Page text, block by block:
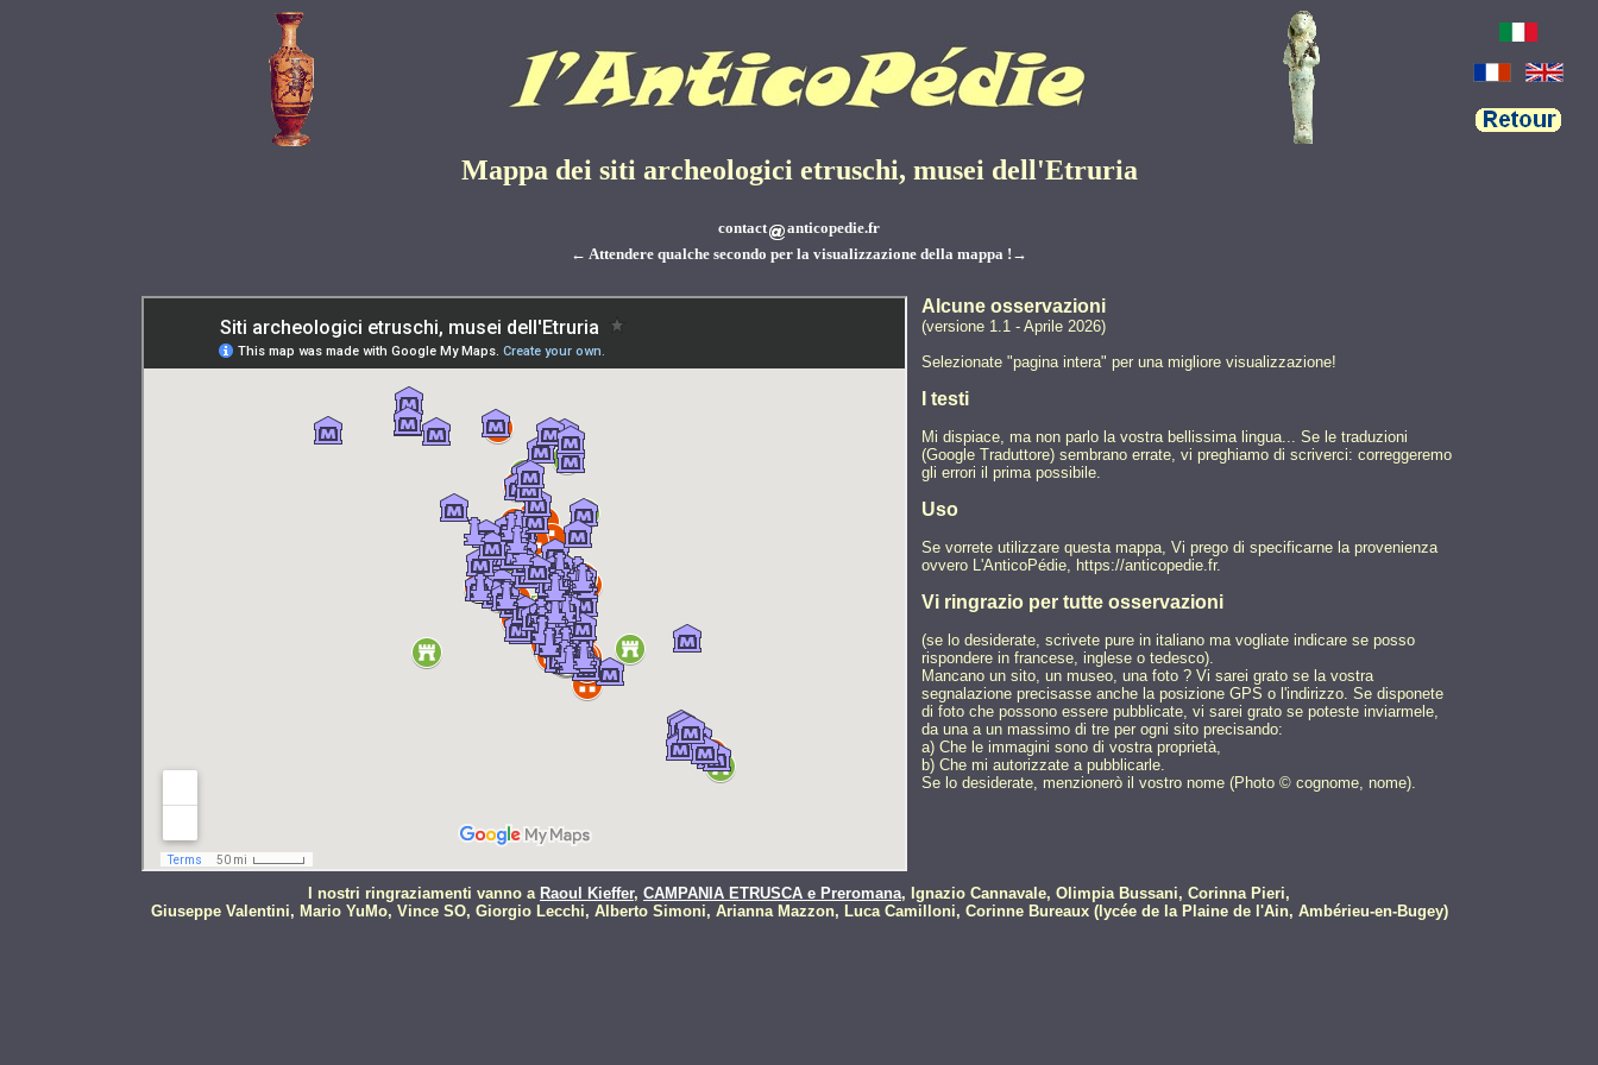
Mappa dei siti archeologici etruschi, musei dell'Etruria
contact
anticopedie.fr
← Attendere qualche secondo per la visualizzazione della mappa !→
Alcune osservazioni
(versione 1.1 - Aprile 2026)
Selezionate "pagina intera" per una migliore visualizzazione!
I testi
Mi dispiace, ma non parlo la vostra bellissima lingua... Se le traduzioni
(Google Traduttore) sembrano errate, vi preghiamo di scriverci: correggeremo
gli errori il prima possibile.
Uso
Se vorrete utilizzare questa mappa, Vi prego di specificarne la provenienza
ovvero L'AnticoPédie, https://anticopedie.fr.
Vi ringrazio per tutte osservazioni
(se lo desiderate, scrivete pure in italiano ma vogliate indicare se posso
rispondere in francese, inglese o tedesco).
Mancano un sito, un museo, una foto ? Vi sarei grato se la vostra
segnalazione precisasse anche la posizione GPS o l'indirizzo. Se disponete
di foto che possono essere pubblicate, vi sarei grato se poteste inviarmele,
da una a un massimo di tre per ogni sito precisando:
a) Che le immagini sono di vostra proprietà,
b) Che mi autorizzate a pubblicarle.
Se lo desiderate, menzionerò il vostro nome (Photo © cognome, nome).
I nostri ringraziamenti vanno a Raoul Kieffer, CAMPANIA ETRUSCA e Preromana, Ignazio Cannavale, Olimpia Bussani, Corinna Pieri,
Giuseppe Valentini, Mario YuMo, Vince SO, Giorgio Lecchi, Alberto Simoni, Arianna Mazzon, Luca Camilloni, Corinne Bureaux (lycée de la Plaine de l'Ain, Ambérieu-en-Bugey)